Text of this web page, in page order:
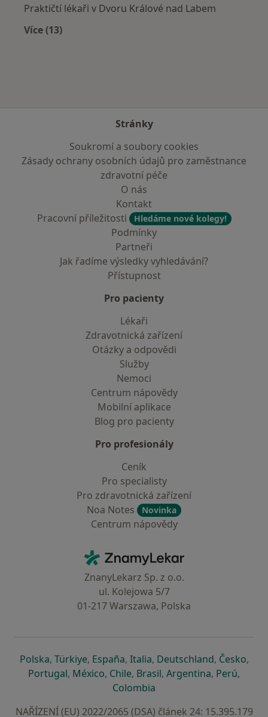
Praktičtí lékaři v Dvoru Králové nad Labem
Více (13)
Stránky
Soukromí a soubory cookies
Zásady ochrany osobních údajů pro zaměstnance
zdravotní péče
O nás
Kontakt
Pracovní příležitosti
Hledáme nové kolegy!
Podmínky
Partneři
Jak řadíme výsledky vyhledávání?
Přístupnost
Pro pacienty
Lékaři
Zdravotnická zařízení
Otázky a odpovědi
Služby
Nemoci
Centrum nápovědy
Mobilní aplikace
Blog pro pacienty
Pro profesionály
Ceník
Pro specialisty
Pro zdravotnická zařízení
Noa Notes
Novinka
Centrum nápovědy
ZnamyLekar - Hlavní stránka
ZnanyLekarz Sp. z o.o.
ul. Kolejowa 5/7
01-217 Warszawa, Polska
Polskase otevře v nové záložce
, Türkiyese otevře v nové záložce
, Españase otevře v nové záložce
, Italiase otevře v nové záložce
, Deutschlandse otevře v
, Českose
,
Portugalse otevře v nové záložce
, Méxicose otevře v nové záložce
, Chilese otevře v nové záložce
, Brasilse otevře v nové
, Argentinase otevře v
, Perúse
,
Colombia
NAŘÍZENÍ (EU) 2022/2065 (DSA) článek 24: 15.395.179